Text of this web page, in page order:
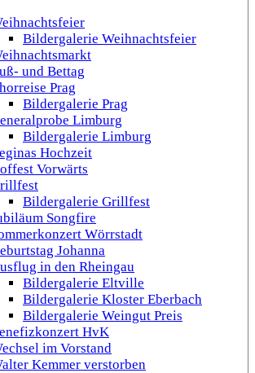
Bildergalerie Weihnachtsfeier
und Bettag
Prag
Bildergalerie Prag
Limburg
Bildergalerie Limburg
Hochzeit
Vorwärts
Bildergalerie Grillfest
Songfire
Wörrstadt
Johanna
in den Rheingau
Bildergalerie Eltville
Bildergalerie Kloster Eberbach
Bildergalerie Weingut Preis
HvK
im Vorstand
Kemmer verstorben